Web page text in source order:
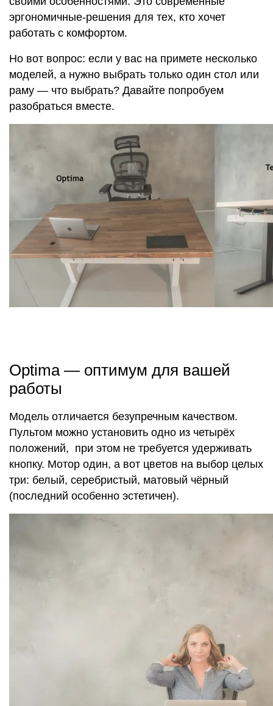
эргономичные-решения для тех, кто хочет
работать с комфортом.
Но вот вопрос: если у вас на примете несколько
моделей, а нужно выбрать только один стол или
раму — что выбрать? Давайте попробуем
разобраться вместе.
Optima — оптимум для вашей
работы
Модель отличается безупречным качеством.
Пультом можно установить одно из четырёх
положений, при этом не требуется удерживать
кнопку. Мотор один, а вот цветов на выбор целых
три: белый, серебристый, матовый чёрный
(последний особенно эстетичен).